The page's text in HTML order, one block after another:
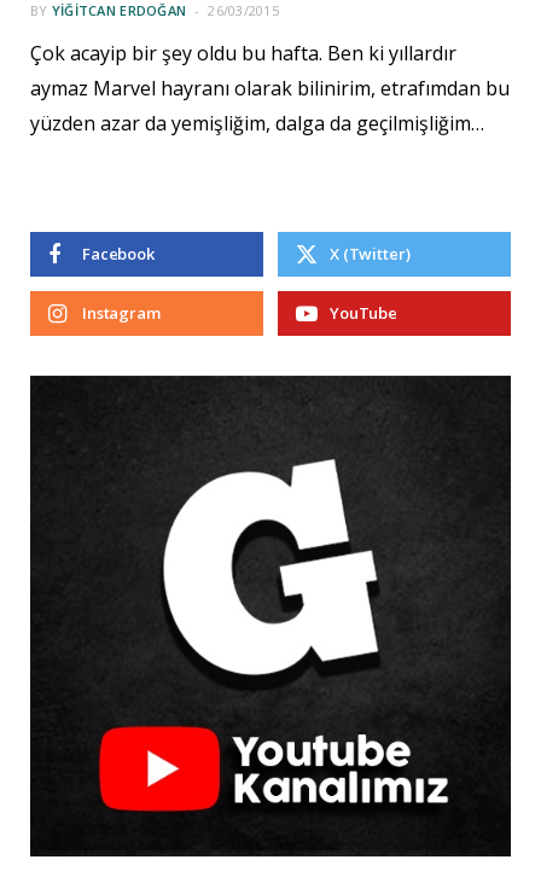
BY YIĞITCAN ERDOĞAN 26/03/2015
Çok acayip bir şey oldu bu hafta. Ben ki yıllardır
aymaz Marvel hayranı olarak bilinirim, etrafımdan bu
yüzden azar da yemişliğim, dalga da geçilmişliğim…
Facebook X (Twitter)
Instagram YouTube